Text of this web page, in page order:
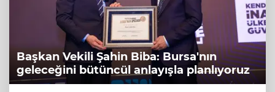
Başkan Vekili Şahin Biba: Bursa'nın
geleceğini bütüncül anlayışla planlıyoruz